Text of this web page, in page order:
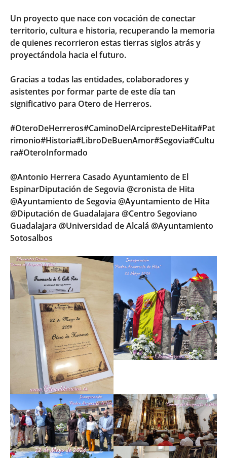
Un proyecto que nace con vocación de conectar
territorio, cultura e historia, recuperando la memoria
de quienes recorrieron estas tierras siglos atrás y
proyectándola hacia el futuro.
Gracias a todas las entidades, colaboradores y
asistentes por formar parte de este día tan
significativo para Otero de Herreros.
#OteroDeHerreros#CaminoDelArcipresteDeHita#Pat
rimonio#Historia#LibroDeBuenAmor#Segovia#Cultu
ra#OteroInformado
@Antonio Herrera Casado Ayuntamiento de El
EspinarDiputación de Segovia @cronista de Hita
@Ayuntamiento de Segovia @Ayuntamiento de Hita
@Diputación de Guadalajara @Centro Segoviano
Guadalajara @Universidad de Alcalá @Ayuntamiento
Sotosalbos